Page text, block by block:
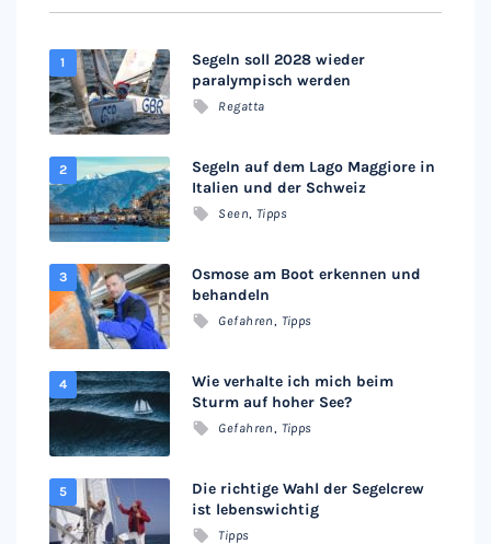
Segeln soll 2028 wieder
paralympisch werden
Regatta
Segeln auf dem Lago Maggiore in
Italien und der Schweiz
Seen Tipps
Osmose am Boot erkennen und
behandeln
Gefahren Tipps
Wie verhalte ich mich beim
Sturm auf hoher See?
Gefahren Tipps
Die richtige Wahl der Segelcrew
ist lebenswichtig
Tipps